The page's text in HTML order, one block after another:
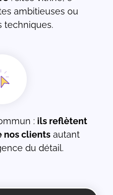
ambitieuses ou
techniques.
: ils reflètent
nos clients autant
du détail.